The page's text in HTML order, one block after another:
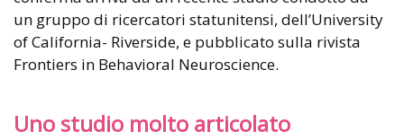
un gruppo di ricercatori statunitensi, dell’University
of California- Riverside, e pubblicato sulla rivista
Frontiers in Behavioral Neuroscience.
Uno studio molto articolato